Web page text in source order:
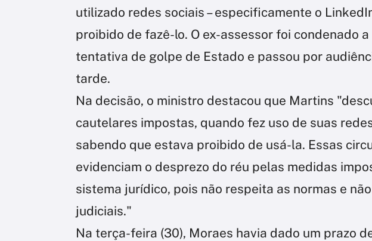
utilizado redes sociais – especificamente o
proibido de fazê-lo. O ex-assessor foi condenado
tentativa de golpe de Estado e passou por
tarde.
Na decisão, o ministro destacou que Martins
cautelares impostas, quando fez uso de suas
sabendo que estava proibido de usá-la. Essas
evidenciam o desprezo do réu pelas medidas
sistema jurídico, pois não respeita as normas e
judiciais."
Na terça-feira (30), Moraes havia dado um prazo